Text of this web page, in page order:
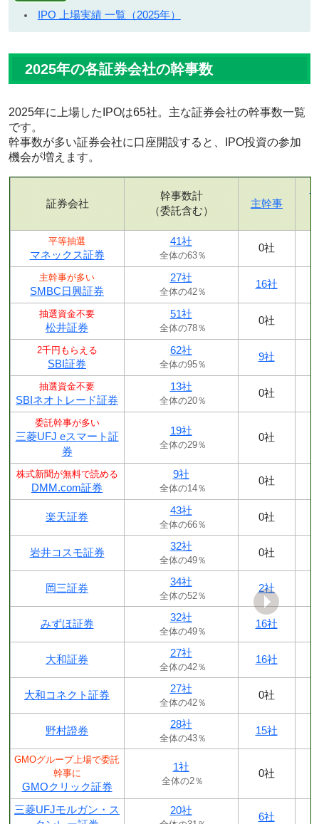
IPO 上場実績 一覧（2025年）
2025年の各証券会社の幹事数
2025年に上場したIPOは65社。主な証券会社の幹事数一覧
です。
幹事数が多い証券会社に口座開設すると、IPO投資の参加
機会が増えます。
証券会社
幹事数計
（委託含む）
主幹事
平等抽選
マネックス証券
41社
全体の63％
0社
主幹事が多い
SMBC日興証券
27社
全体の42％
16社
抽選資金不要
松井証券
51社
全体の78％
0社
2千円もらえる
SBI証券
62社
全体の95％
9社
抽選資金不要
SBIネオトレード証券
13社
全体の20％
0社
委託幹事が多い
三菱UFJ eスマート証
券
19社
全体の29％
0社
株式新聞が無料で読める
DMM.com証券
9社
全体の14％
0社
楽天証券
43社
全体の66％
0社
岩井コスモ証券
32社
全体の49％
0社
岡三証券
34社
全体の52％
2社
みずほ証券
32社
全体の49％
16社
大和証券
27社
全体の42％
16社
大和コネクト証券
27社
全体の42％
0社
野村證券
28社
全体の43％
15社
GMOグループ上場で委託
幹事に
GMOクリック証券
1社
全体の2％
0社
三菱UFJモルガン・ス
20社
6社